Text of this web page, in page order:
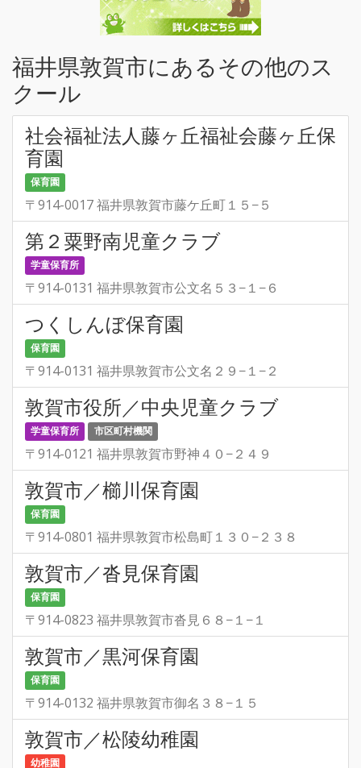
福井県敦賀市にあるその他のス
クール
社会福祉法人藤ヶ丘福祉会藤ヶ丘保
育園
保育園
〒914-0017 福井県敦賀市藤ケ丘町１５−５
第２粟野南児童クラブ
学童保育所
〒914-0131 福井県敦賀市公文名５３−１−６
つくしんぼ保育園
保育園
〒914-0131 福井県敦賀市公文名２９−１−２
敦賀市役所／中央児童クラブ
学童保育所 市区町村機関
〒914-0121 福井県敦賀市野神４０−２４９
敦賀市／櫛川保育園
保育園
〒914-0801 福井県敦賀市松島町１３０−２３８
敦賀市／沓見保育園
保育園
〒914-0823 福井県敦賀市沓見６８−１−１
敦賀市／黒河保育園
保育園
〒914-0132 福井県敦賀市御名３８−１５
敦賀市／松陵幼稚園
幼稚園